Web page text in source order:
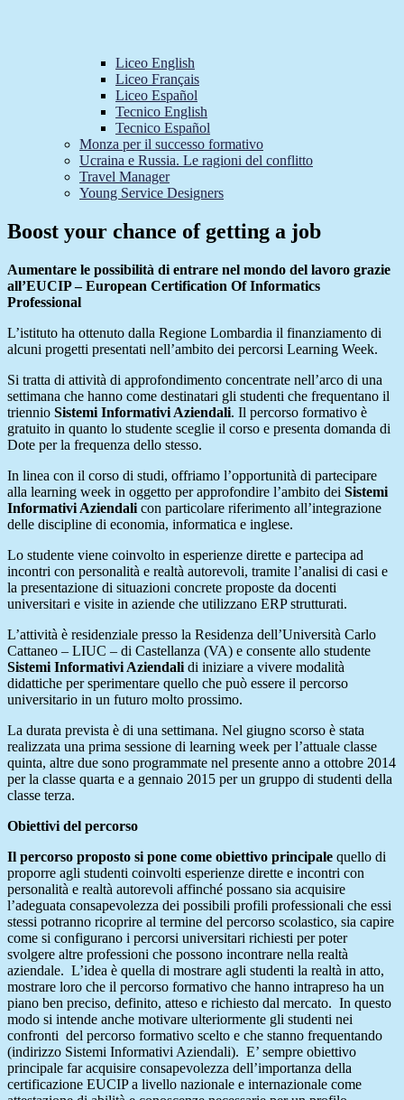
Liceo English
Liceo Français
Liceo Español
Tecnico English
Tecnico Español
Monza per il successo formativo
Ucraina e Russia. Le ragioni del conflitto
Travel Manager
Young Service Designers
Boost your chance of getting a job
Aumentare le possibilità di entrare nel mondo del lavoro grazie
all’EUCIP – European Certification Of Informatics
Professional
L’istituto ha ottenuto dalla Regione Lombardia il finanziamento di
alcuni progetti presentati nell’ambito dei percorsi Learning Week.
Si tratta di attività di approfondimento concentrate nell’arco di una
settimana che hanno come destinatari gli studenti che frequentano il
triennio Sistemi Informativi Aziendali. Il percorso formativo è
gratuito in quanto lo studente sceglie il corso e presenta domanda di
Dote per la frequenza dello stesso.
In linea con il corso di studi, offriamo l’opportunità di partecipare
alla learning week in oggetto per approfondire l’ambito dei Sistemi
Informativi Aziendali con particolare riferimento all’integrazione
delle discipline di economia, informatica e inglese.
Lo studente viene coinvolto in esperienze dirette e partecipa ad
incontri con personalità e realtà autorevoli, tramite l’analisi di casi e
la presentazione di situazioni concrete proposte da docenti
universitari e visite in aziende che utilizzano ERP strutturati.
L’attività è residenziale presso la Residenza dell’Università Carlo
Cattaneo – LIUC – di Castellanza (VA) e consente allo studente
Sistemi Informativi Aziendali di iniziare a vivere modalità
didattiche per sperimentare quello che può essere il percorso
universitario in un futuro molto prossimo.
La durata prevista è di una settimana. Nel giugno scorso è stata
realizzata una prima sessione di learning week per l’attuale classe
quinta, altre due sono programmate nel presente anno a ottobre 2014
per la classe quarta e a gennaio 2015 per un gruppo di studenti della
classe terza.
Obiettivi del percorso
Il percorso proposto si pone come obiettivo principale quello di
proporre agli studenti coinvolti esperienze dirette e incontri con
personalità e realtà autorevoli affinché possano sia acquisire
l’adeguata consapevolezza dei possibili profili professionali che essi
stessi potranno ricoprire al termine del percorso scolastico, sia capire
come si configurano i percorsi universitari richiesti per poter
svolgere altre professioni che possono incontrare nella realtà
aziendale. L’idea è quella di mostrare agli studenti la realtà in atto,
mostrare loro che il percorso formativo che hanno intrapreso ha un
piano ben preciso, definito, atteso e richiesto dal mercato. In questo
modo si intende anche motivare ulteriormente gli studenti nei
confronti del percorso formativo scelto e che stanno frequentando
(indirizzo Sistemi Informativi Aziendali). E’ sempre obiettivo
principale far acquisire consapevolezza dell’importanza della
certificazione EUCIP a livello nazionale e internazionale come